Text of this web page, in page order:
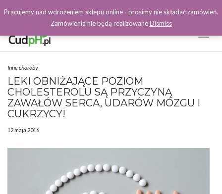
Facebook
Inne choroby
LEKI OBNIŻAJĄCE POZIOM
CHOLESTEROLU SĄ PRZYCZYNĄ
ZAWAŁÓW SERCA, UDARÓW MÓZGU I
CUKRZYCY!
12 maja 2016
Pracujemy nad wdrożeniem sklepu online - prosimy nie składać zamówień.
Zamówienia nie będą realizowaneDismiss